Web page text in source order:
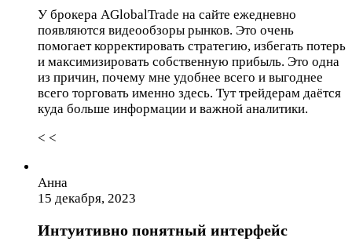
У брокера AGlobalTrade на сайте ежедневно
появляются видеообзоры рынков. Это очень
помогает корректировать стратегию, избегать потерь
и максимизировать собственную прибыль. Это одна
из причин, почему мне удобнее всего и выгоднее
всего торговать именно здесь. Тут трейдерам даётся
куда больше информации и важной аналитики.
< <
Анна
15 декабря, 2023
Интуитивно понятный интерфейс